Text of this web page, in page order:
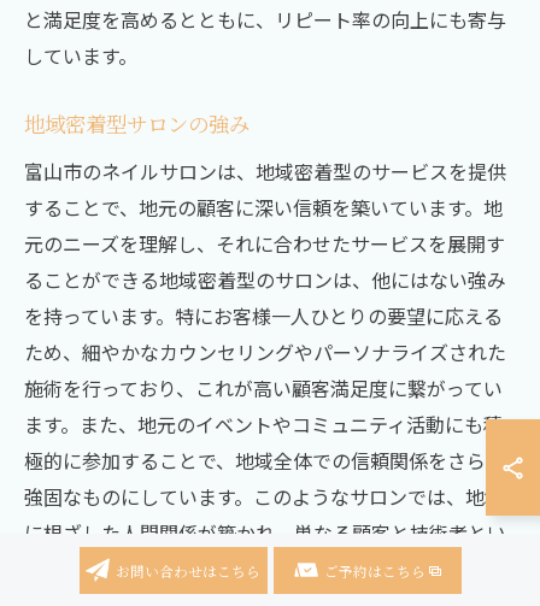
と満足度を高めるとともに、リピート率の向上にも寄与
しています。
地域密着型サロンの強み
富山市のネイルサロンは、地域密着型のサービスを提供
することで、地元の顧客に深い信頼を築いています。地
元のニーズを理解し、それに合わせたサービスを展開す
ることができる地域密着型のサロンは、他にはない強み
を持っています。特にお客様一人ひとりの要望に応える
ため、細やかなカウンセリングやパーソナライズされた
施術を行っており、これが高い顧客満足度に繋がってい
ます。また、地元のイベントやコミュニティ活動にも積
極的に参加することで、地域全体での信頼関係をさらに
強固なものにしています。このようなサロンでは、地域
に根ざした人間関係が築かれ、単なる顧客と技術者とい
う関係を超えた、心温まる関係性が生まれています。
お問い合わせはこちら ご予約はこちら